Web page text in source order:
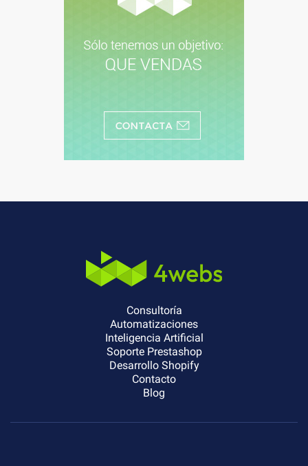
Consultoría
Automatizaciones
Inteligencia Artificial
Soporte Prestashop
Desarrollo Shopify
Contacto
Blog